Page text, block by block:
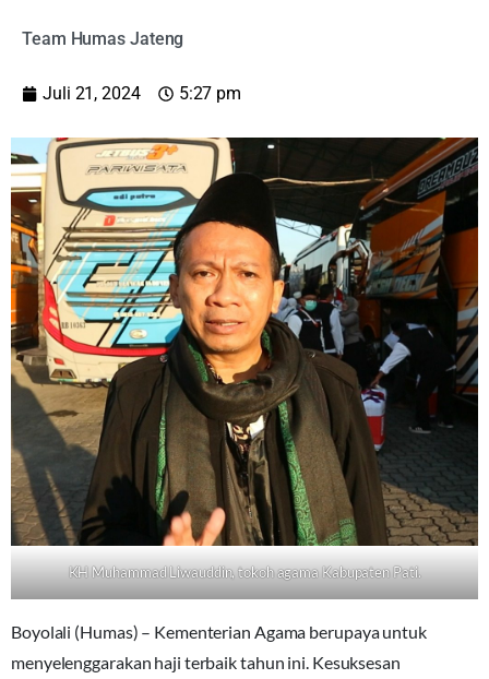
Team Humas Jateng
Juli 21, 2024 5:27 pm
KH Muhammad Liwauddin, tokoh agama Kabupaten Pati.
Boyolali (Humas) – Kementerian Agama berupaya untuk
menyelenggarakan haji terbaik tahun ini. Kesuksesan